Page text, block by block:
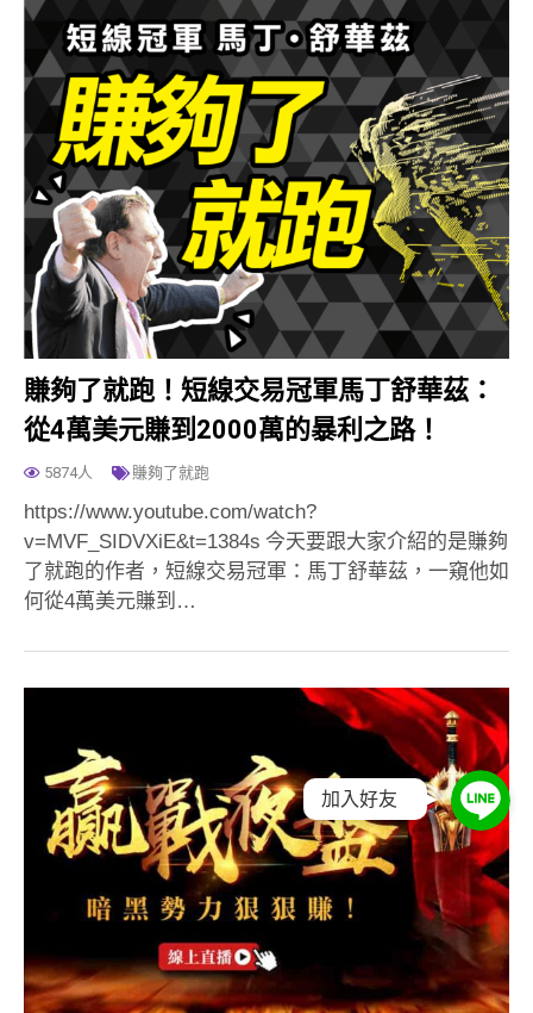
賺夠了就跑！短線交易冠軍馬丁舒華茲：
從4萬美元賺到2000萬的暴利之路！
5874人 賺夠了就跑
https://www.youtube.com/watch?
v=MVF_SIDVXiE&t=1384s 今天要跟大家介紹的是賺夠
了就跑的作者，短線交易冠軍：馬丁舒華茲，一窺他如
何從4萬美元賺到…
加入好友